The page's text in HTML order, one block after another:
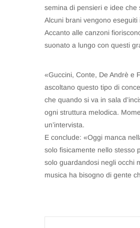
semina di pensieri e idee
Alcuni brani vengono
Accanto alle canzoni
suonato a lungo con questi
«Guccini, Conte, De Andrè e
ascoltano questo tipo di
che quando si va in sala
ogni struttura melodica.
un’intervista.
E conclude: «Oggi manca
solo fisicamente nello stesso
solo guardandosi negli occhi
musica ha bisogno di gente